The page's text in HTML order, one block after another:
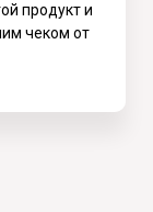
продукт и
чеком от